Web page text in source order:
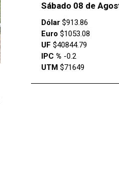
Sábado 08 de
Dólar $913.86
Euro $1053.08
UF $40844.79
IPC % -0.2
UTM $71649